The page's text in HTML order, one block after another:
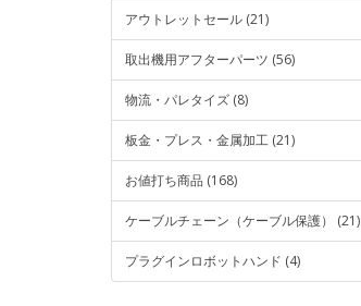
アウトレットセール (21)
取出機用アフターパーツ (56)
物流・パレタイズ (8)
板金・プレス・金属加工 (21)
お値打ち商品 (168)
ケーブルチェーン（ケーブル保護） (21)
プラグインロボットハンド (4)